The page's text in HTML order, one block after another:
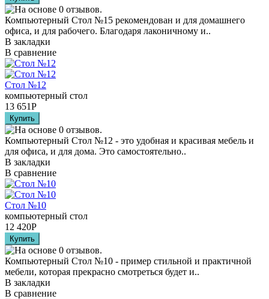
Компьютерный Стол №15 рекомендован и для домашнего
офиса, и для рабочего. Благодаря лаконичному и..
В закладки
В сравнение
Стол №12
компьютерный стол
13 651Р
Компьютерный Стол №12 - это удобная и красивая мебель и
для офиса, и для дома. Это самостоятельно..
В закладки
В сравнение
Стол №10
компьютерный стол
12 420Р
Компьютерный Стол №10 - пример стильной и практичной
мебели, которая прекрасно смотреться будет и..
В закладки
В сравнение